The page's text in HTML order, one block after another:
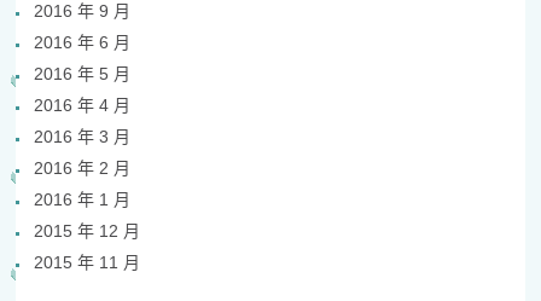
2016 年 9 月
2016 年 6 月
2016 年 5 月
2016 年 4 月
2016 年 3 月
2016 年 2 月
2016 年 1 月
2015 年 12 月
2015 年 11 月